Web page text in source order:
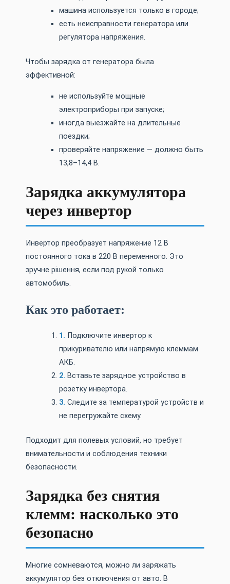
машина используется только в городе;
есть неисправности генератора или
регулятора напряжения.
Чтобы зарядка от генератора была
эффективной:
не используйте мощные
электроприборы при запуске;
иногда выезжайте на длительные
поездки;
проверяйте напряжение — должно быть
13,8–14,4 В.
Зарядка аккумулятора
через инвертор
Инвертор преобразует напряжение 12 В
постоянного тока в 220 В переменного. Это
зручне рішення, если под рукой только
автомобиль.
Как это работает:
Подключите инвертор к
прикуривателю или напрямую клеммам
АКБ.
Вставьте зарядное устройство в
розетку инвертора.
Следите за температурой устройств и
не перегружайте схему.
Подходит для полевых условий, но требует
внимательности и соблюдения техники
безопасности.
Зарядка без снятия
клемм: насколько это
безопасно
Многие сомневаются, можно ли заряжать
аккумулятор без отключения от авто. В